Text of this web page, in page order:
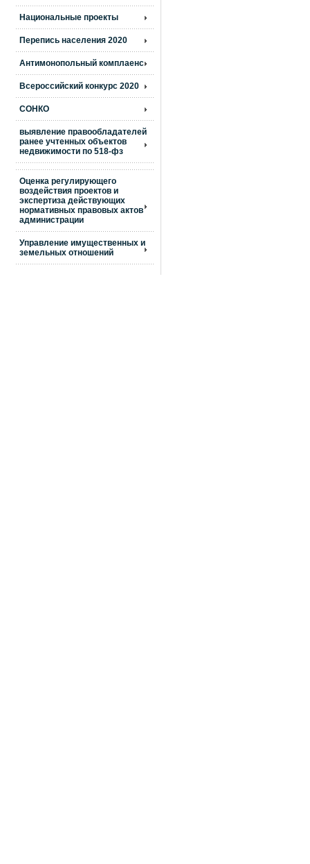
Национальные проекты
Перепись населения 2020
Антимонопольный комплаенс
Всероссийский конкурс 2020
СОНКО
выявление правообладателей
ранее учтенных объектов
недвижимости по 518-фз
Оценка регулирующего
воздействия проектов и
экспертиза действующих
нормативных правовых актов
администрации
Управление имущественных и
земельных отношений